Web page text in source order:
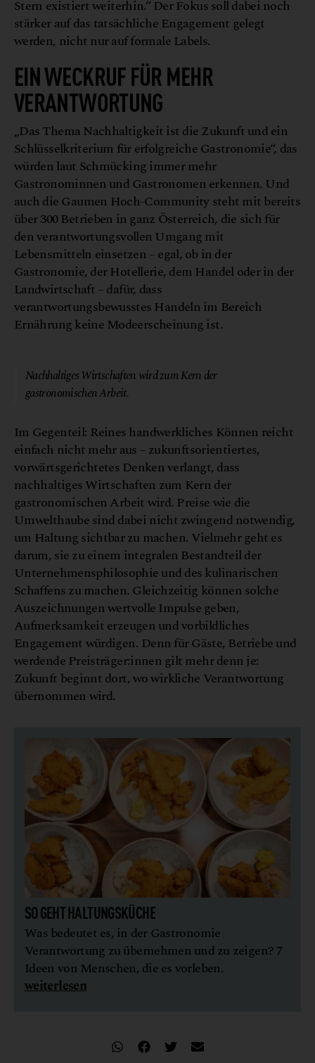
Stern existiert weiterhin.“ Der Fokus soll dabei noch
stärker auf das tatsächliche Engagement gelegt
werden, nicht nur auf formale Labels.
EIN WECKRUF FÜR MEHR
VERANTWORTUNG
„Das Thema Nachhaltigkeit ist die Zukunft und ein
Schlüsselkriterium für erfolgreiche Gastronomie“, das
würden laut Schmücking immer mehr
Gastronominnen und Gastronomen erkennen. Und
auch die Gaumen Hoch-Community steht mit bereits
über 300 Betrieben in ganz Österreich, die sich für
den verantwortungsvollen Umgang mit
Lebensmitteln einsetzen – egal, ob in der
Gastronomie, der Hotellerie, dem Handel oder in der
Landwirtschaft – dafür, dass
verantwortungsbewusstes Handeln im Bereich
Ernährung keine Modeerscheinung ist.
Nachhaltiges Wirtschaften wird zum Kern der
gastronomischen Arbeit.
Im Gegenteil: Reines handwerkliches Können reicht
einfach nicht mehr aus – zukunftsorientiertes,
vorwärtsgerichtetes Denken verlangt, dass
nachhaltiges Wirtschaften zum Kern der
gastronomischen Arbeit wird. Preise wie die
Umwelthaube sind dabei nicht zwingend notwendig,
um Haltung sichtbar zu machen. Vielmehr geht es
darum, sie zu einem integralen Bestandteil der
Unternehmensphilosophie und des kulinarischen
Schaffens zu machen. Gleichzeitig können solche
Auszeichnungen wertvolle Impulse geben,
Aufmerksamkeit erzeugen und vorbildliches
Engagement würdigen. Denn für Gäste, Betriebe und
werdende Preisträger:innen gilt mehr denn je:
Zukunft beginnt dort, wo wirkliche Verantwortung
übernommen wird.
SO GEHT HALTUNGSKÜCHE
Was bedeutet es, in der Gastronomie
Verantwortung zu übernehmen und zu zeigen? 7
Ideen von Menschen, die es vorleben.
weiterlesen